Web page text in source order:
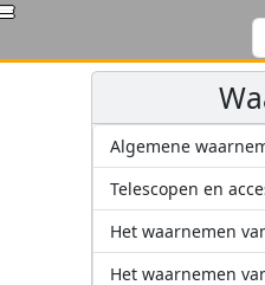
Algemene
Telescopen en
Het waarnemen
Het waarnemen